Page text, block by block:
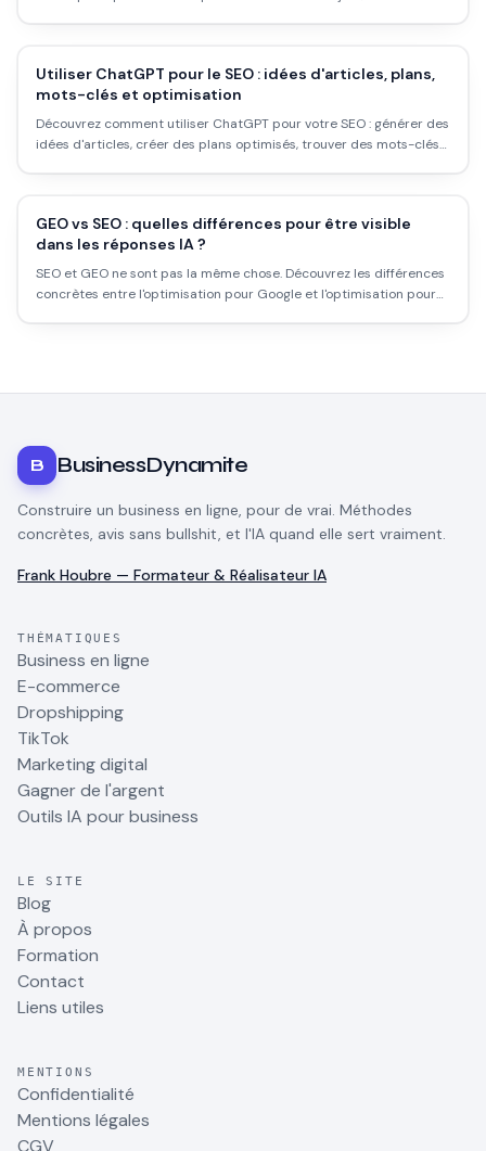
Utiliser ChatGPT pour le SEO : idées d'articles, plans,
mots-clés et optimisation
Découvrez comment utiliser ChatGPT pour votre SEO : générer des
idées d'articles, créer des plans optimisés, trouver des mots-clés
GEO vs SEO : quelles différences pour être visible
dans les réponses IA ?
SEO et GEO ne sont pas la même chose. Découvrez les différences
concrètes entre l'optimisation pour Google et l'optimisation pour
B BusinessDynamite
Construire un business en ligne, pour de vrai. Méthodes
concrètes, avis sans bullshit, et l'IA quand elle sert vraiment.
Frank Houbre — Formateur & Réalisateur IA
THÉMATIQUES
Business en ligne
E-commerce
Dropshipping
TikTok
Marketing digital
Gagner de l'argent
Outils IA pour business
LE SITE
Blog
À propos
Formation
Contact
Liens utiles
MENTIONS
Confidentialité
Mentions légales
CGV